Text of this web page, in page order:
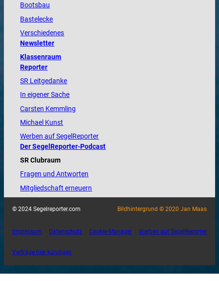
Bootsbau
Bastelecke
Verschiedenes
Newsletter
Klassenraum
Reporter
SR Leitgedanke
In eigener Sache
Carsten Kemmling
Michael Kunst
Werben auf SegelReporter
Der SegelReporter-Podcast
SR Clubraum
Fragen und Antworten
Mitgliedschaft erneuern
© 2024 Segelreporter.com Bildhintergrund © 2020 Jan Maas
Impressum Datenschutz Cookie-Manager Werben auf SegelReporter
Verträge hier kündigen